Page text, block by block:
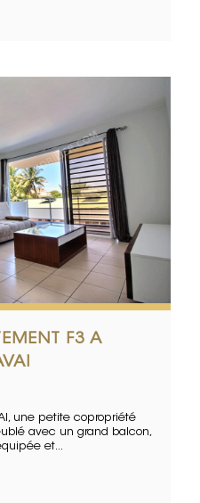
F3 A
une petite copropriété
avec un grand balcon,
et...